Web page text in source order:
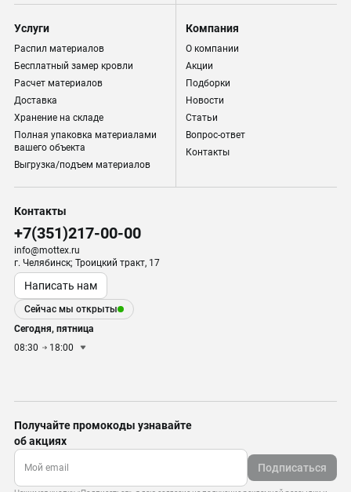
Услуги
Распил материалов
Бесплатный замер кровли
Расчет материалов
Доставка
Хранение на складе
Полная упаковка материалами
вашего объекта
Выгрузка/подъем материалов
Компания
О компании
Акции
Подборки
Новости
Статьи
Вопрос-ответ
Контакты
Контакты
+7(351)217-00-00
info@mottex.ru
г. Челябинск; Троицкий тракт, 17
Написать нам
Сейчас мы открыты
Сегодня, пятница
08:30
18:00
Получайте промокоды узнавайте
об акциях
Подписаться